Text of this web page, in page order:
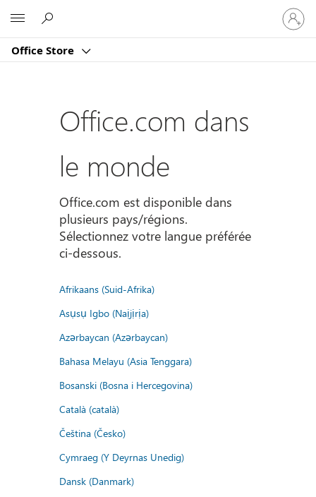
Office Store
vous
à
compte
Office.com dans
le monde
Office.com est disponible dans
plusieurs pays/régions.
Sélectionnez votre langue préférée
ci-dessous.
Afrikaans (Suid-Afrika)
Asụsụ Igbo (Naịjịrịa)
Azərbaycan (Azərbaycan)
Bahasa Melayu (Asia Tenggara)
Bosanski (Bosna i Hercegovina)
Català (català)
Čeština (Česko)
Cymraeg (Y Deyrnas Unedig)
Dansk (Danmark)